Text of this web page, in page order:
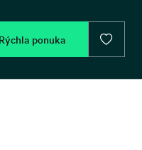
Rýchla ponuka